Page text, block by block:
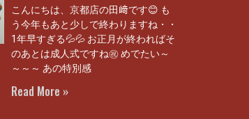
こんにちは、京都店の田﨑です😊 も
う今年もあと少しで終わりますね・・
1年早すぎる💦💦 お正月が終わればそ
のあとは成人式ですね㊗ めでたい～
～～～ あの特別感
Read More »